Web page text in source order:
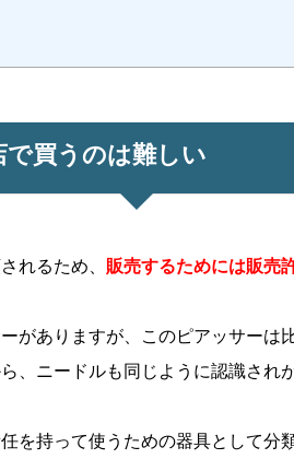
で買うのは難しい
れるため、 販売するためには販売
がありますが、このピアッサーは
、ニードルも同じように認識され
を持って使うための器具として分